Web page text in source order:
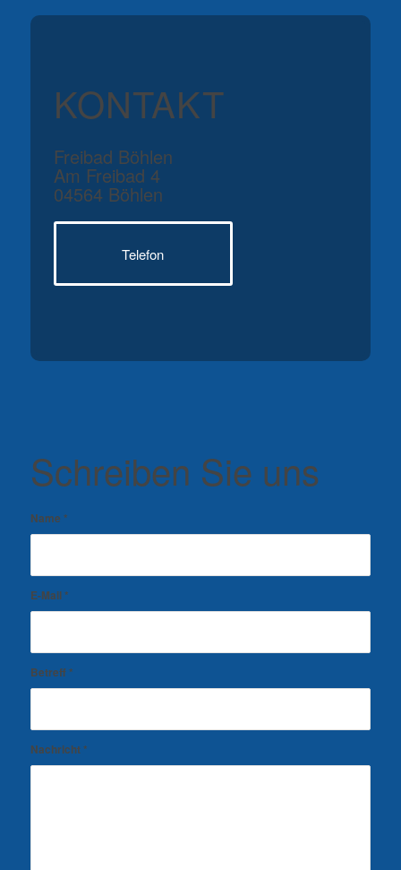
KONTAKT
Freibad Böhlen
Am Freibad 4
04564 Böhlen
Telefon
Schreiben Sie uns
Name *
E-Mail*
Betreff*
Nachricht*